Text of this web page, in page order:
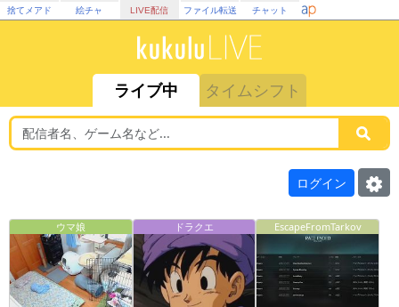
捨てメアド 絵チャ LIVE配信 ファイル転送 チャット
ライブ中 タイムシフト
ログイン
ウマ娘 ドラクエ EscapeFromTarkov